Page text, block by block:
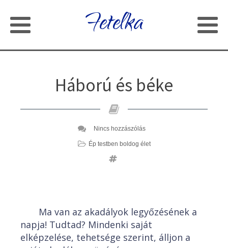
Fetelka
Háború és béke
Nincs hozzászólás
Ép testben boldog élet
Ma van az akadályok legyőzésének a
napja! Tudtad? Mindenki saját
elképzelése, tehetsége szerint, álljon a